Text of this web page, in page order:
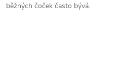
běžných čoček často bývá.